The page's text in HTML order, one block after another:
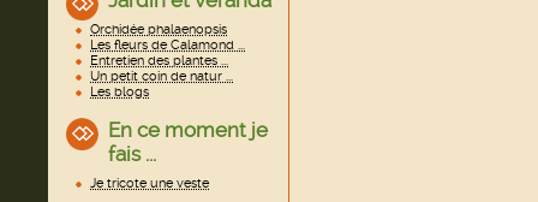
Orchidée phalaenopsis
Les fleurs de Calamond ...
Entretien des plantes ...
Un petit coin de natur ...
Les blogs
En ce moment je
fais ...
Je tricote une veste